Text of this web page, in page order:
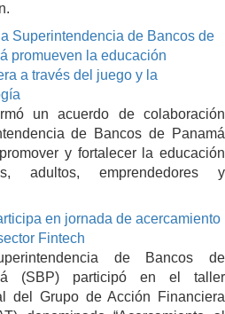
Superintendencia de Bancos de
promueven la educación
a través del juego y la
un acuerdo de colaboración
de Bancos de Panamá
y fortalecer la educación
adultos, emprendedores y
en jornada de acercamiento
Fintech
de Bancos de
(SBP) participó en el taller
del Grupo de Acción Financiera